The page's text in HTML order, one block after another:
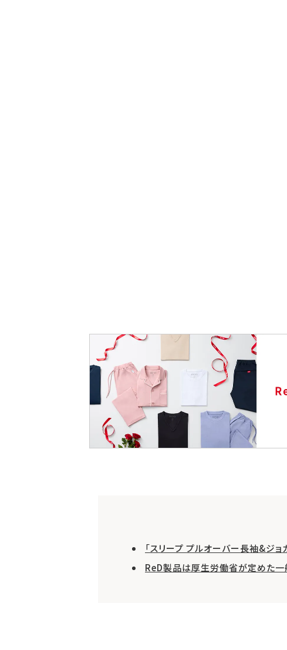
「スリープ プルオーバー長袖&ジ
ReD製品は厚生労働省が定めた一